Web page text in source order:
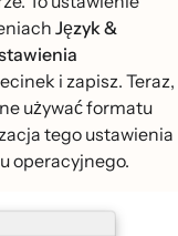
Język &
i zapisz. Teraz,
używać formatu
tego ustawienia
operacyjnego.